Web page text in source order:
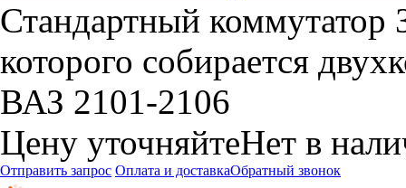
Стандартный коммутатор
которого собирается
ВАЗ 2101-2106
Цену уточняйтеНет в
Отправить запрос Оплата и доставкаОбратный звонок